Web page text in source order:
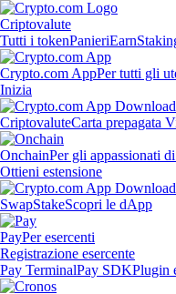
Criptovalute
Tutti i tokenPanieriEarn
Crypto.com AppPer tutti gli
Inizia
CriptovaluteCarta prepagata
OnchainPer gli appassionati
Ottieni estensione
SwapStakeScopri le dApp
PayPer esercenti
Registrazione esercente
Pay TerminalPay SDKPlugin